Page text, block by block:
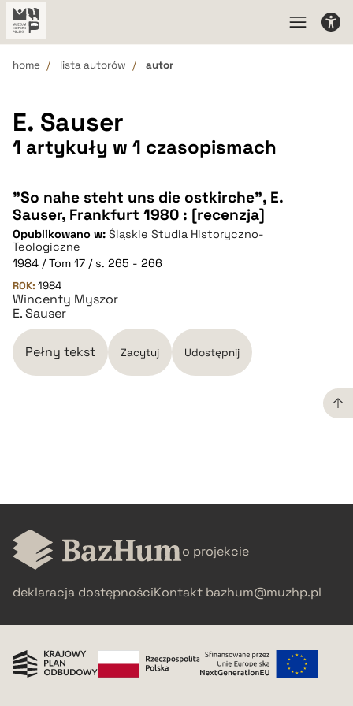
home lista autorów autor
E. Sauser
1 artykuły w 1 czasopismach
"So nahe steht uns die ostkirche", E.
Sauser, Frankfurt 1980 : [recenzja]
Opublikowano w: Śląskie Studia Historyczno-
Teologiczne
1984 / Tom 17 / s. 265 - 266
ROK: 1984
Wincenty Myszor
E. Sauser
Pełny tekst Zacytuj Udostępnij
BIBTEX
o projekcie
deklaracja dostępnościKontakt bazhum@muzhp.pl